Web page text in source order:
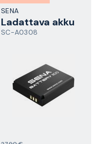
SENA
Ladattava akku
SC-A0308